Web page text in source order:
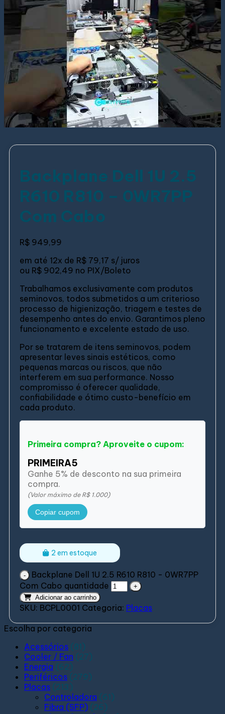
Backplane Dell 1U 2.5
R610 R810 – 0WR7PP
Com Cabo
R$ 949,99
em até 12x de R$ 79,17 s/ juros
ou R$ 902,49 no PIX/Boleto
Trabalhamos exclusivamente com produtos
seminovos, todos submetidos a um criterioso
processo de higienização, triagem e testes de
desempenho antes do envio. Garantimos pleno
funcionamento e excelente estado de uso.
Por se tratarem de itens seminovos, podem
apresentar leves sinais estéticos, como
pequenas marcas ou riscos, que não
interferem em sua performance. Nosso
compromisso é oferecer qualidade,
confiabilidade e ótimo custo-benefício em
cada produto.
Primeira compra? Aproveite o cupom:
PRIMEIRA5
Ganhe 5% de desconto na sua primeira
compra.
(Valor máximo de R$ 1.000)
Copiar cupom
2 em estoque
Backplane Dell 1U 2.5 R610 R810 - 0WR7PP
Com Cabo quantidade
Adicionar ao carrinho
SKU: BCPL0001 Categoria: Placas
Escolha por categoria
Acessórios (81)
Cooler / Fan (27)
Energia (62)
Periféricos (279)
Placas (213)
Controladora (61)
Fibra (SFP) (26)